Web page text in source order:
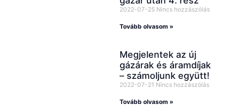
2022-07-25 Nincs hozzászólás
Tovább olvasom »
Megjelentek az új
gázárak és áramdíjak
– számoljunk együtt!
2022-07-21 Nincs hozzászólás
Tovább olvasom »